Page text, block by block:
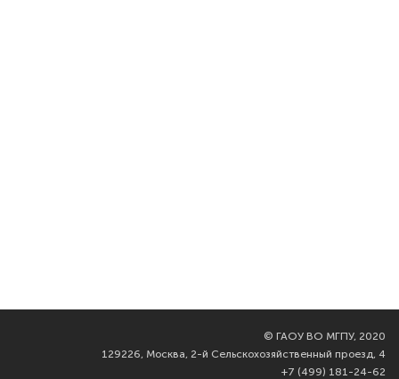
© ГАОУ ВО МГПУ, 2020
129226, Москва, 2-й Сельскохозяйственный проезд, 4
+7 (499) 181-24-62